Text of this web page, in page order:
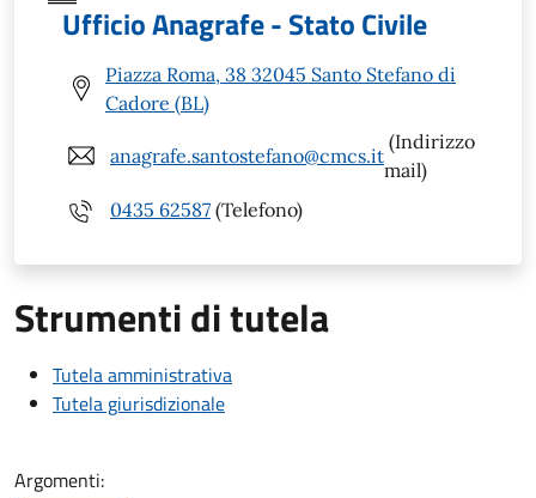
Ufficio Anagrafe - Stato Civile
Piazza Roma, 38 32045 Santo Stefano di
Cadore (BL)
anagrafe.santostefano@cmcs.it
(Indirizzo
mail)
0435 62587 (Telefono)
Strumenti di tutela
Tutela amministrativa
Tutela giurisdizionale
Argomenti: